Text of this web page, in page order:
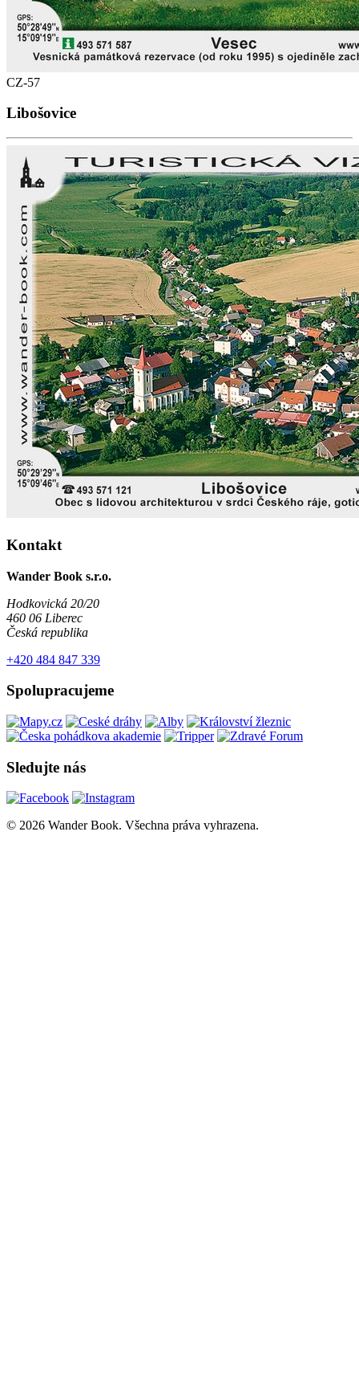
CZ-57
Libošovice
Kontakt
Wander Book s.r.o.
Hodkovická 20/20
460 06 Liberec
Česká republika
+420 484 847 339
Spolupracujeme
Sledujte nás
© 2026 Wander Book. Všechna práva vyhrazena.